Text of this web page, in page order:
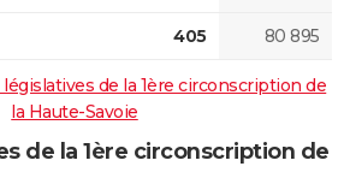
405 80 895
de la 1ère circonscription de
la Haute-Savoie
de la 1ère circonscription de